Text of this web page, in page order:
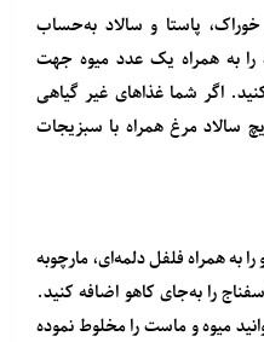
خوراک، پاستا و سالاد به‌حساب
به همراه یک عدد میوه جهت
اگر شما غذاهای غیر گیاهی
سالاد مرغ همراه با سبزیجات
به همراه فلفل دلمه‌ای، مارچوبه
را به‌جای کاهو اضافه کنید.
میوه و ماست را مخلوط نموده